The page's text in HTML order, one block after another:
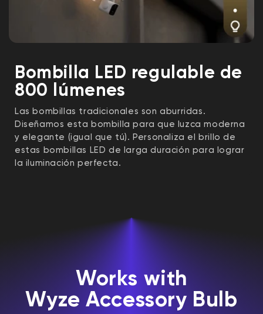
Bombilla LED regulable de
800 lúmenes
Las bombillas tradicionales son aburridas.
Diseñamos esta bombilla para que luzca moderna
y elegante (igual que tú). Personaliza el brillo de
estas bombillas LED de larga duración para lograr
la iluminación perfecta.
Works with
Wyze Accessory Bulb